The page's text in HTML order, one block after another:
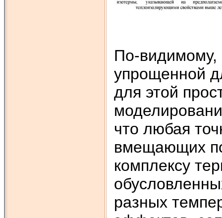
По-видимому,
упрощенной
для этой
что любая
вмещающих
комплексу
разных